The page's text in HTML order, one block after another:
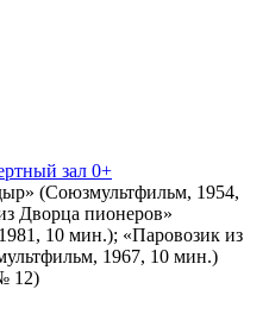
зал 0+
(Союзмультфильм, 1954,
Дворца пионеров»
10 мин.); «Паровозик из
1967, 10 мин.)
12)